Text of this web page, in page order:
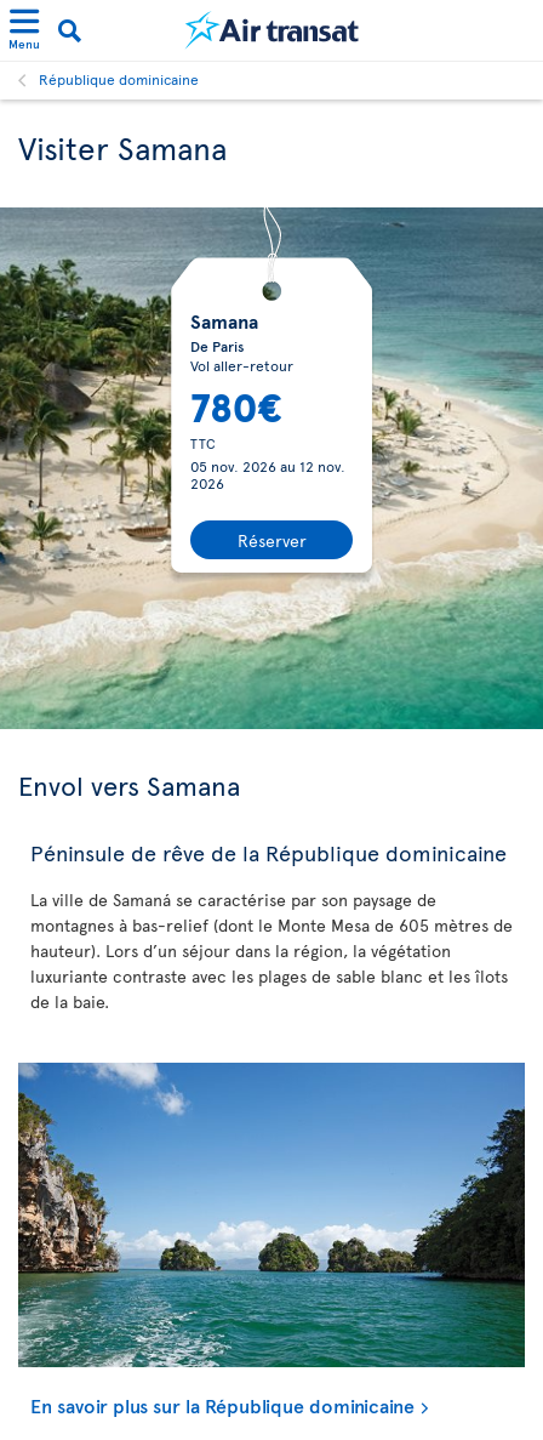
Menu
République dominicaine
Visiter Samana
Samana
De Paris
Vol aller-retour
780€
TTC
05 nov. 2026au 12 nov.
2026
Réserver
Envol vers Samana
Péninsule de rêve de la République dominicaine
La ville de Samaná se caractérise par son paysage de
montagnes à bas-relief (dont le Monte Mesa de 605 mètres de
hauteur). Lors d’un séjour dans la région, la végétation
luxuriante contraste avec les plages de sable blanc et les îlots
de la baie.
En savoir plus sur la République dominicaine